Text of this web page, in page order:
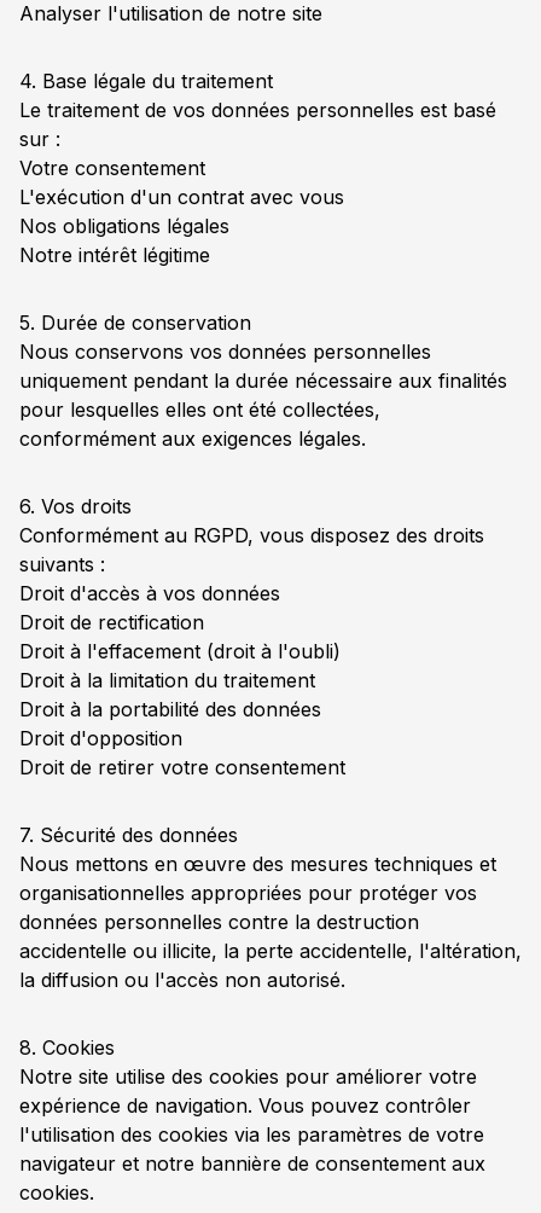
Analyser l'utilisation de notre site
4. Base légale du traitement
Le traitement de vos données personnelles est basé
sur :
Votre consentement
L'exécution d'un contrat avec vous
Nos obligations légales
Notre intérêt légitime
5. Durée de conservation
Nous conservons vos données personnelles
uniquement pendant la durée nécessaire aux finalités
pour lesquelles elles ont été collectées,
conformément aux exigences légales.
6. Vos droits
Conformément au RGPD, vous disposez des droits
suivants :
Droit d'accès à vos données
Droit de rectification
Droit à l'effacement (droit à l'oubli)
Droit à la limitation du traitement
Droit à la portabilité des données
Droit d'opposition
Droit de retirer votre consentement
7. Sécurité des données
Nous mettons en œuvre des mesures techniques et
organisationnelles appropriées pour protéger vos
données personnelles contre la destruction
accidentelle ou illicite, la perte accidentelle, l'altération,
la diffusion ou l'accès non autorisé.
8. Cookies
Notre site utilise des cookies pour améliorer votre
expérience de navigation. Vous pouvez contrôler
l'utilisation des cookies via les paramètres de votre
navigateur et notre bannière de consentement aux
cookies.